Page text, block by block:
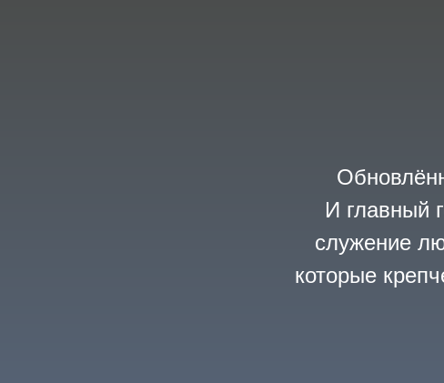
И главный
служение
которые